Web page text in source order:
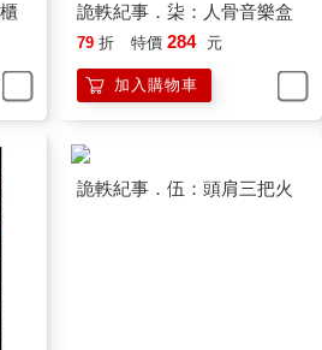
詭軼紀事．柒：人骨音樂盒
79 折 特價 284 元
加入購物車